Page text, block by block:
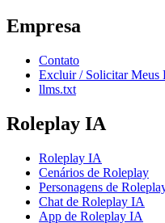
Empresa
Contato
Excluir / Solicitar Meus
llms.txt
Roleplay IA
Roleplay IA
Cenários de Roleplay
Personagens de
Chat de Roleplay IA
App de Roleplay IA